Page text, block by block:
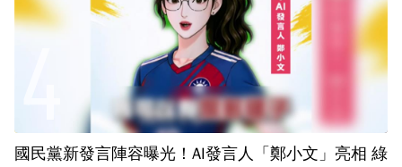
國民黨新發言陣容曝光！AI發言人「鄭小文」亮相 綠